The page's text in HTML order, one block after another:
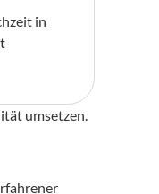
in
umsetzen.